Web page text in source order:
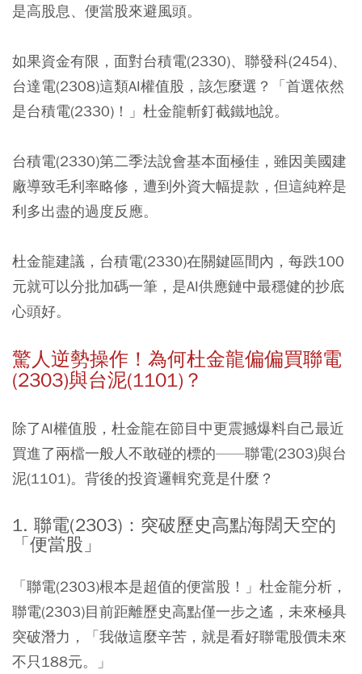
是高股息、便當股來避風頭。
如果資金有限，面對台積電(2330)、聯發科(2454)、
台達電(2308)這類AI權值股，該怎麼選？「首選依然
是台積電(2330)！」杜金龍斬釘截鐵地說。
台積電(2330)第二季法說會基本面極佳，雖因美國建
廠導致毛利率略修，遭到外資大幅提款，但這純粹是
利多出盡的過度反應。
杜金龍建議，台積電(2330)在關鍵區間內，每跌100
元就可以分批加碼一筆，是AI供應鏈中最穩健的抄底
心頭好。
驚人逆勢操作！為何杜金龍偏偏買聯電
(2303)與台泥(1101)？
除了AI權值股，杜金龍在節目中更震撼爆料自己最近
買進了兩檔一般人不敢碰的標的——聯電(2303)與台
泥(1101)。背後的投資邏輯究竟是什麼？
1. 聯電(2303)：突破歷史高點海闊天空的
「便當股」
「聯電(2303)根本是超值的便當股！」杜金龍分析，
聯電(2303)目前距離歷史高點僅一步之遙，未來極具
突破潛力，「我做這麼辛苦，就是看好聯電股價未來
不只188元。」